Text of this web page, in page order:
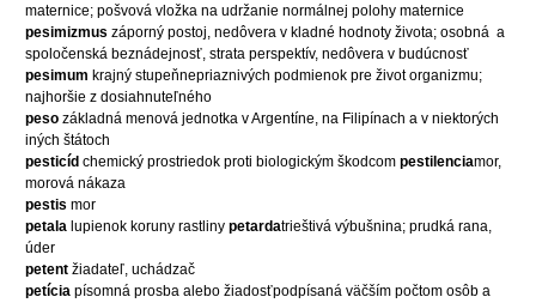
maternice; pošvová vložka na udržanie normálnej polohy maternice
pesimizmus záporný postoj, nedôvera v kladné hodnoty života; osobná a
spoločenská beznádejnosť, strata perspektív, nedôvera v budúcnosť
pesimum krajný stupeňnepriaznivých podmienok pre život organizmu;
najhoršie z dosiahnuteľného
peso základná menová jednotka v Argentíne, na Filipínach a v niektorých
iných štátoch
pesticíd chemický prostriedok proti biologickým škodcom pestilenciamor,
morová nákaza
pestis mor
petala lupienok koruny rastliny petardatrieštivá výbušnina; prudká rana,
úder
petent žiadateľ, uchádzač
petícia písomná prosba alebo žiadosťpodpísaná väčším počtom osôb a